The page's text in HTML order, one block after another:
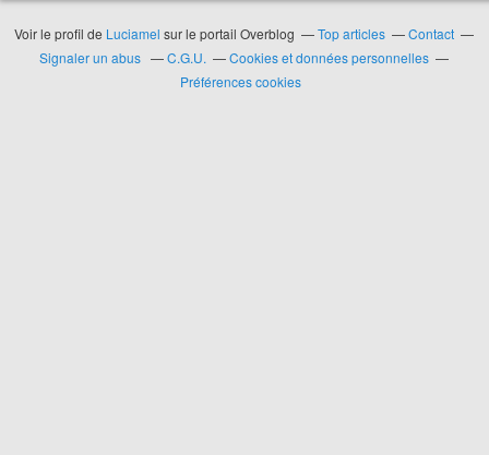
Voir le profil de Luciamel sur le portail Overblog Top articles
Contact
Signaler un abus
C.G.U.
Cookies et données personnelles
Préférences cookies